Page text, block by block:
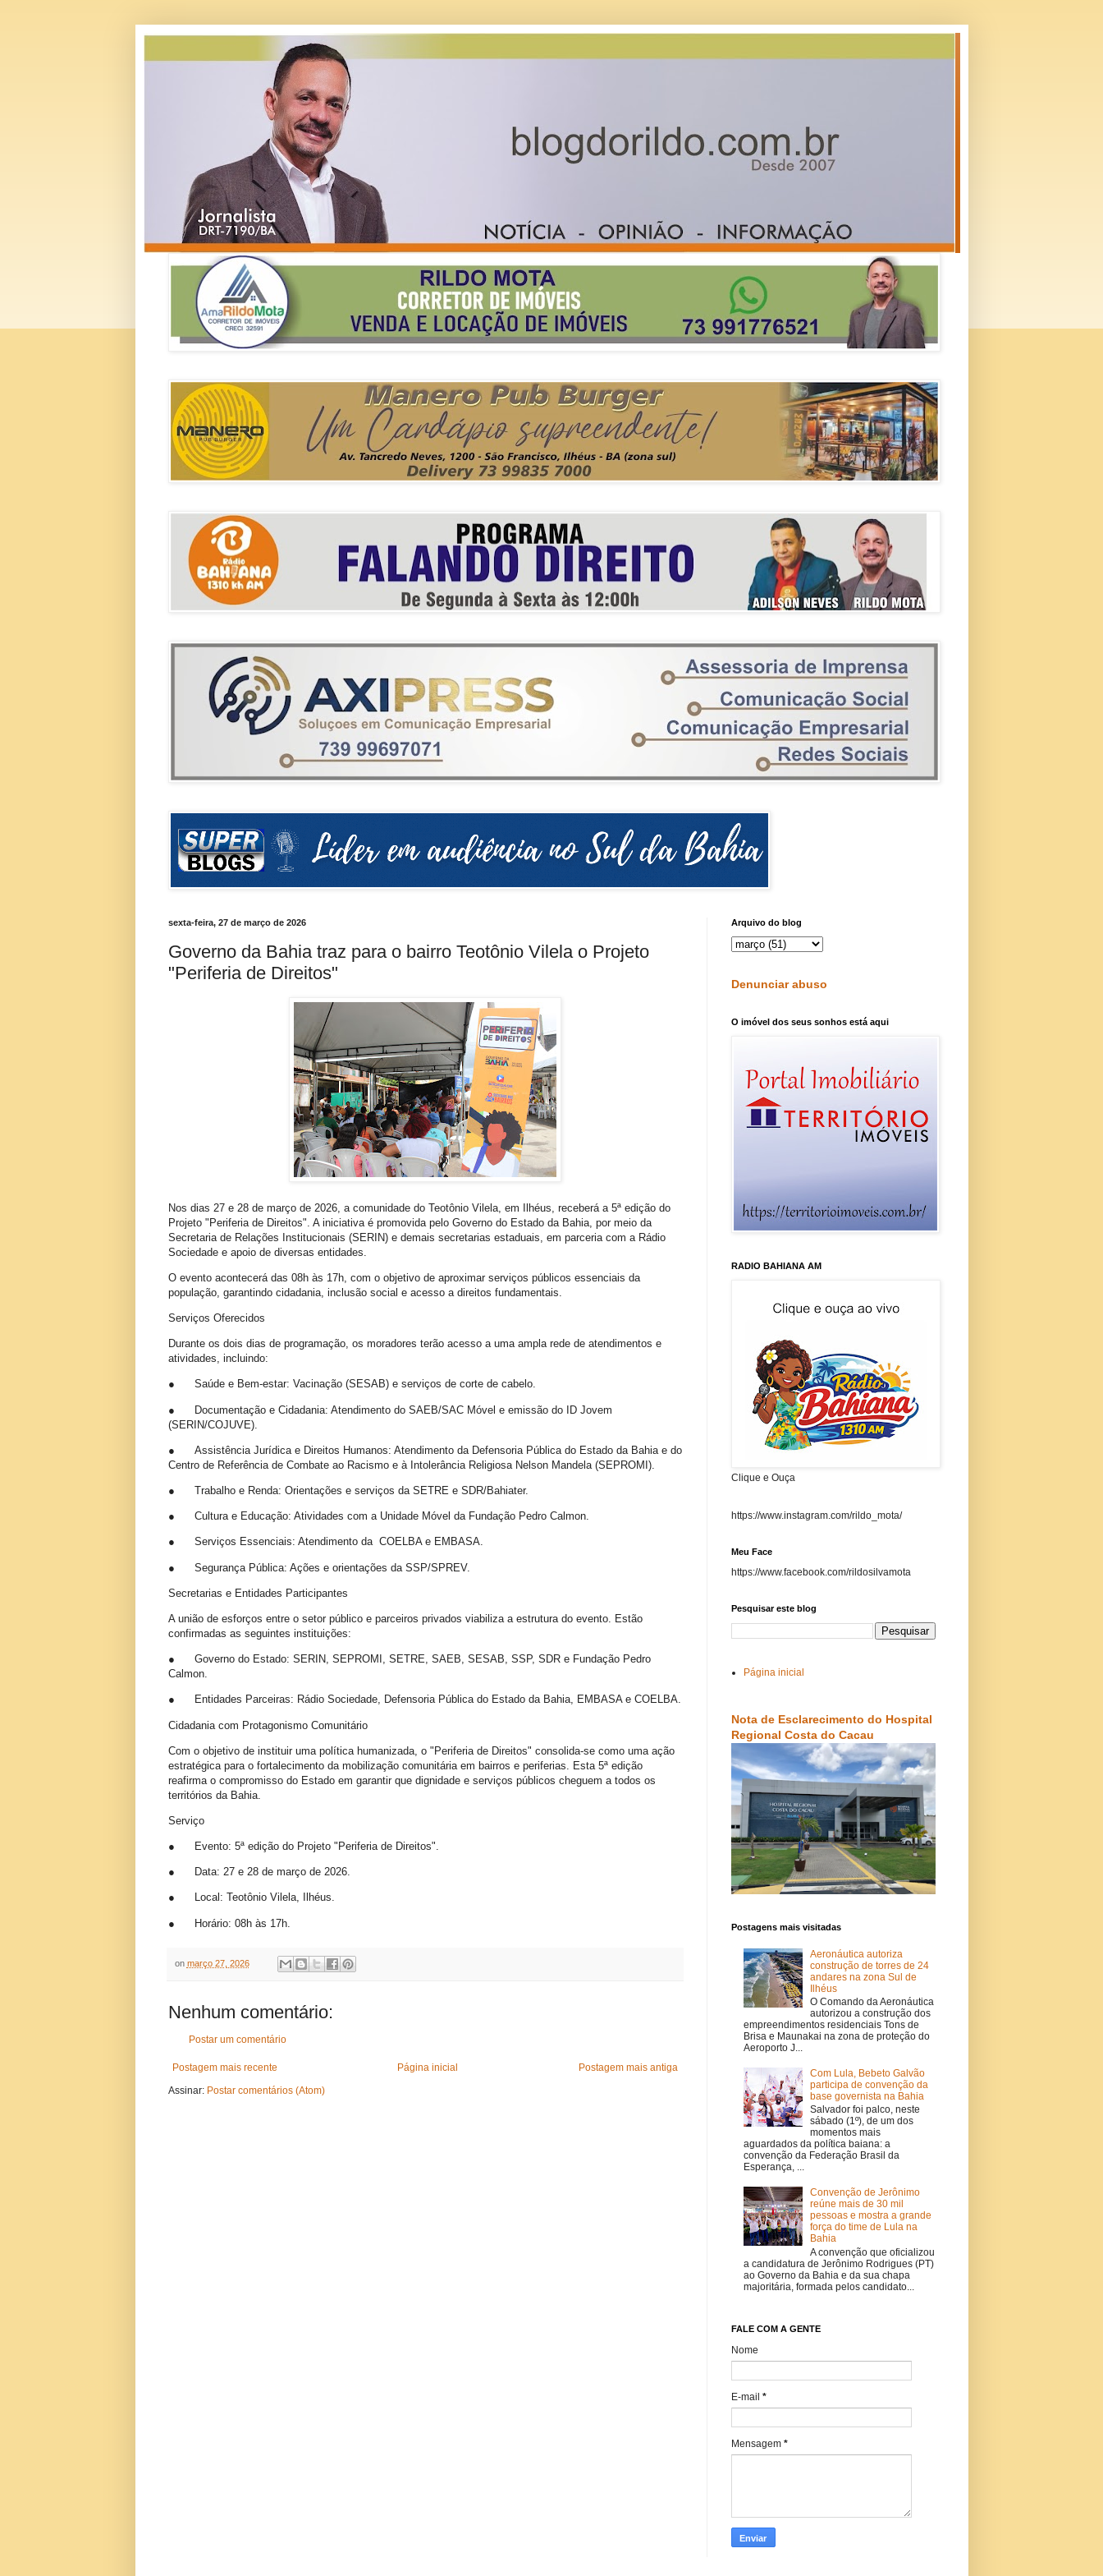
sexta-feira, 27 de março de 2026
Governo da Bahia traz para o bairro Teotônio Vilela o Projeto
"Periferia de Direitos"
Nos dias 27 e 28 de março de 2026, a comunidade do Teotônio Vilela, em Ilhéus, receberá a 5ª edição do
Projeto "Periferia de Direitos". A iniciativa é promovida pelo Governo do Estado da Bahia, por meio da
Secretaria de Relações Institucionais (SERIN) e demais secretarias estaduais, em parceria com a Rádio
Sociedade e apoio de diversas entidades.
O evento acontecerá das 08h às 17h, com o objetivo de aproximar serviços públicos essenciais da
população, garantindo cidadania, inclusão social e acesso a direitos fundamentais.
Serviços Oferecidos
Durante os dois dias de programação, os moradores terão acesso a uma ampla rede de atendimentos e
atividades, incluindo:
● Saúde e Bem-estar: Vacinação (SESAB) e serviços de corte de cabelo.
●
Documentação e Cidadania: Atendimento do SAEB/SAC Móvel e emissão do ID Jovem
(SERIN/COJUVE).
●
Assistência Jurídica e Direitos Humanos: Atendimento da Defensoria Pública do Estado da Bahia e do
Centro de Referência de Combate ao Racismo e à Intolerância Religiosa Nelson Mandela (SEPROMI).
● Trabalho e Renda: Orientações e serviços da SETRE e SDR/Bahiater.
● Cultura e Educação: Atividades com a Unidade Móvel da Fundação Pedro Calmon.
● Serviços Essenciais: Atendimento da COELBA e EMBASA.
● Segurança Pública: Ações e orientações da SSP/SPREV.
Secretarias e Entidades Participantes
A união de esforços entre o setor público e parceiros privados viabiliza a estrutura do evento. Estão
confirmadas as seguintes instituições:
●
Governo do Estado: SERIN, SEPROMI, SETRE, SAEB, SESAB, SSP, SDR e Fundação Pedro
Calmon.
● Entidades Parceiras: Rádio Sociedade, Defensoria Pública do Estado da Bahia, EMBASA e COELBA.
Cidadania com Protagonismo Comunitário
Com o objetivo de instituir uma política humanizada, o "Periferia de Direitos" consolida-se como uma ação
estratégica para o fortalecimento da mobilização comunitária em bairros e periferias. Esta 5ª edição
reafirma o compromisso do Estado em garantir que dignidade e serviços públicos cheguem a todos os
territórios da Bahia.
Serviço
● Evento: 5ª edição do Projeto "Periferia de Direitos".
● Data: 27 e 28 de março de 2026.
● Local: Teotônio Vilela, Ilhéus.
● Horário: 08h às 17h.
on março 27, 2026
Nenhum comentário:
Postar um comentário
Postagem mais recente Postagem mais antiga
Página inicial
Assinar: Postar comentários (Atom)
Arquivo do blog
Denunciar abuso
O imóvel dos seus sonhos está aqui
RADIO BAHIANA AM
Clique e Ouça
https://www.instagram.com/rildo_mota/
Meu Face
https://www.facebook.com/rildosilvamota
Pesquisar este blog
Página inicial
Nota de Esclarecimento do Hospital
Regional Costa do Cacau
Postagens mais visitadas
Aeronáutica autoriza
construção de torres de 24
andares na zona Sul de
Ilhéus
O Comando da Aeronáutica
autorizou a construção dos
empreendimentos residenciais Tons de
Brisa e Maunakai na zona de proteção do
Aeroporto J...
Com Lula, Bebeto Galvão
participa de convenção da
base governista na Bahia
Salvador foi palco, neste
sábado (1º), de um dos
momentos mais
aguardados da política baiana: a
convenção da Federação Brasil da
Esperança, ...
Convenção de Jerônimo
reúne mais de 30 mil
pessoas e mostra a grande
força do time de Lula na
Bahia
A convenção que oficializou
a candidatura de Jerônimo Rodrigues (PT)
ao Governo da Bahia e da sua chapa
majoritária, formada pelos candidato...
FALE COM A GENTE
Nome
E-mail *
Mensagem *